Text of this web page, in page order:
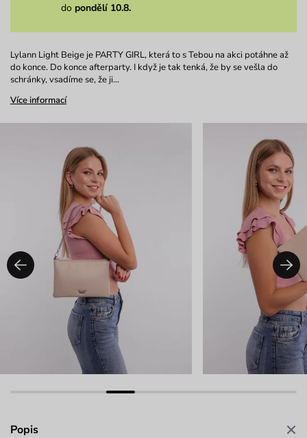
do pondělí 10.8.
Lylann Light Beige je PARTY GIRL, která to s Tebou na akci potáhne až
do konce. Do konce afterparty. I když je tak tenká, že by se vešla do
schránky, vsadíme se, že ji…
Více informací
Popis